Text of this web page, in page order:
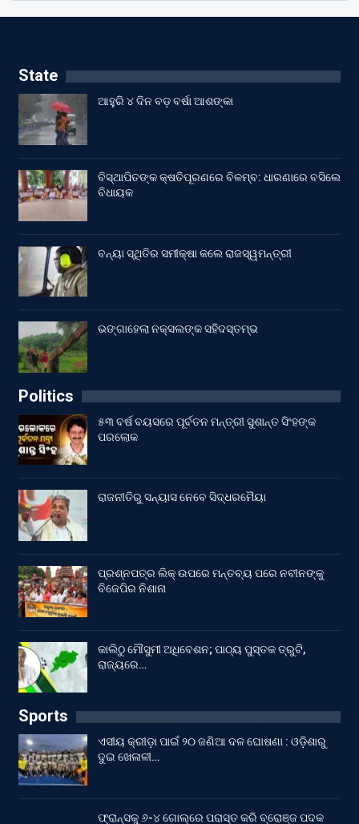
State
ଆହୁରି ୪ ଦିନ ବଡ଼ ବର୍ଷା ଆଶଙ୍କା
ବିସ୍ଥାପିତଙ୍କ କ୍ଷତିପୂରଣରେ ବିଳମ୍ବ: ଧାରଣାରେ ବସିଲେ
ବିଧାୟକ
ବନ୍ୟା ସ୍ଥିତିର ସମୀକ୍ଷା କଲେ ରାଜସ୍ୱମନ୍ତ୍ରୀ
ଭଙ୍ଗାହେଲା ନକ୍ସଲଙ୍କ ସହିଦସ୍ତମ୍ଭ
Politics
୫୩ ବର୍ଷ ବୟସରେ ପୂର୍ବତନ ମନ୍ତ୍ରୀ ସୁଶାନ୍ତ ସିଂହଙ୍କ
ପରଲୋକ
ରାଜନୀତିରୁ ସନ୍ୟାସ ନେବେ ସିଦ୍ଧରମୈୟା
ପ୍ରଶ୍ନପତ୍ର ଲିକ୍ ଉପରେ ମନ୍ତବ୍ୟ ପରେ ନବୀନଙ୍କୁ
ବିଜେପିର ନିଶାନା
କାଲିଠୁ ମୌସୁମୀ ଅଧିବେଶନ; ପାଠ୍ୟ ପୁସ୍ତକ ତ୍ରୁଟି,
ରାଜ୍ୟରେ…
Sports
ଏସୀୟ କ୍ରୀଡ଼ା ପାଇଁ ୨୦ ଜଣିଆ ଦଳ ଘୋଷଣା : ଓଡ଼ିଶାରୁ
ଦୁଇ ଖେଳାଳୀ…
ଫ୍ରାନ୍ସକୁ ୬-୪ ଗୋଲ୍‌ରେ ପରାସ୍ତ କରି ବ୍ରୋଞ୍ଜ ପଦକ